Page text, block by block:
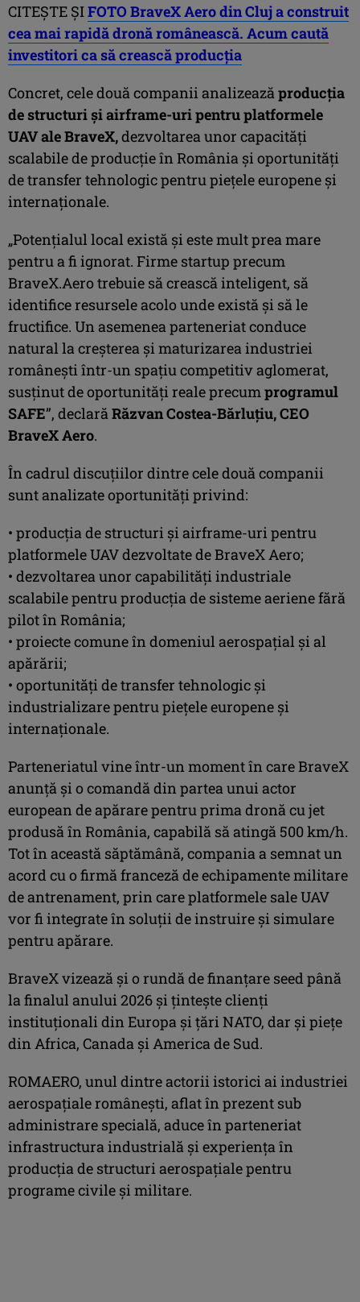
CITEȘTE ȘIFOTO BraveX Aero din Cluj a construit
cea mai rapidă dronă românească. Acum caută
investitori ca să crească producția
Concret, cele două companii analizeazăproducția
de structuri și airframe-uri pentru platformele
UAV ale BraveX,dezvoltarea unor capacități
scalabile de producție în România și oportunități
de transfer tehnologic pentru piețele europene și
internaționale.
„Potențialul local există și este mult prea mare
pentru a fi ignorat. Firme startup precum
BraveX.Aero trebuie să crească inteligent, să
identifice resursele acolo unde există și să le
fructifice. Un asemenea parteneriat conduce
natural la creșterea și maturizarea industriei
românești într-un spațiu competitiv aglomerat,
susținut de oportunități reale precumprogramul
SAFE”, declarăRăzvan Costea-Bărluțiu, CEO
BraveX Aero.
În cadrul discuțiilor dintre cele două companii
sunt analizate oportunități privind:
• producția de structuri și airframe-uri pentru
platformele UAV dezvoltate de BraveX Aero;
• dezvoltarea unor capabilități industriale
scalabile pentru producția de sisteme aeriene fără
pilot în România;
• proiecte comune în domeniul aerospațial și al
apărării;
• oportunități de transfer tehnologic și
industrializare pentru piețele europene și
internaționale.
Parteneriatul vine într-un moment în care BraveX
anunță și o comandă din partea unui actor
european de apărare pentru prima dronă cu jet
produsă în România, capabilă să atingă 500 km/h.
Tot în această săptămână, compania a semnat un
acord cu o firmă franceză de echipamente militare
de antrenament, prin care platformele sale UAV
vor fi integrate în soluții de instruire și simulare
pentru apărare.
BraveX vizează și o rundă de finanțare seed până
la finalul anului 2026 și țintește clienți
instituționali din Europa și țări NATO, dar și piețe
din Africa, Canada și America de Sud.
ROMAERO, unul dintre actorii istorici ai industriei
aerospațiale românești, aflat în prezent sub
administrare specială, aduce în parteneriat
infrastructura industrială și experiența în
producția de structuri aerospațiale pentru
programe civile și militare.